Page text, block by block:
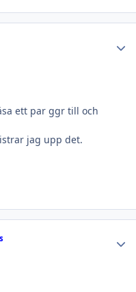
ett par ggr till och
jag upp det.